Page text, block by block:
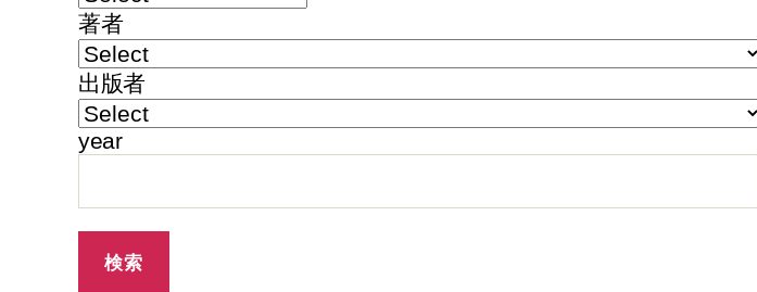
著者
出版者
year